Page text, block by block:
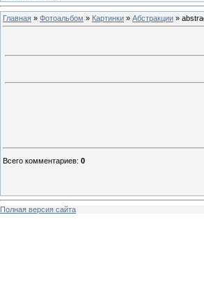
Главная » Фотоальбом » Картинки » Абстракции »
Всего комментариев: 0
Полная версия сайта